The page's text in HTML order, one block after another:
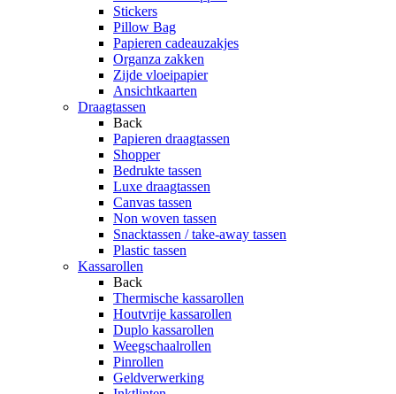
Stickers
Pillow Bag
Papieren cadeauzakjes
Organza zakken
Zijde vloeipapier
Ansichtkaarten
Draagtassen
Back
Papieren draagtassen
Shopper
Bedrukte tassen
Luxe draagtassen
Canvas tassen
Non woven tassen
Snacktassen / take-away tassen
Plastic tassen
Kassarollen
Back
Thermische kassarollen
Houtvrije kassarollen
Duplo kassarollen
Weegschaalrollen
Pinrollen
Geldverwerking